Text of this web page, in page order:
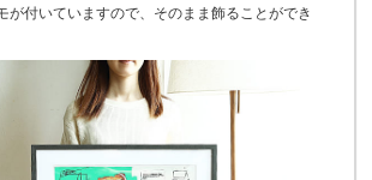
が付いていますので、そのまま飾ることができ